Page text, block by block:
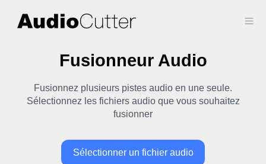
Fusionneur Audio
Fusionnez plusieurs pistes audio en une seule.
Sélectionnez les fichiers audio que vous souhaitez
fusionner
Sélectionner un fichier audio